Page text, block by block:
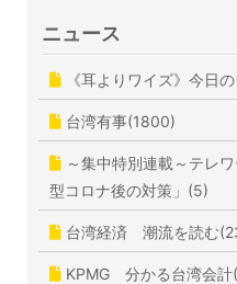
ニュース
《耳よりワイズ》今日
台湾有事(1800)
～集中特別連載～テレ
型コロナ後の対策」(5)
台湾経済 潮流を読む
KPMG 分かる台湾会計